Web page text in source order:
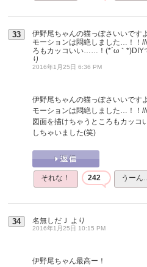
33
伊野尾ちゃんの猫っぽさいいで
モーションは悶絶しました…！！
ろもカッコいい……！(*´ω｀*)DIY
り
2016年1月25日 6:36 PM
伊野尾ちゃんの猫っぽさいいで
モーションは悶絶しました…！！
図面を描けちゃうところもカッ
しちゃいました(笑)
それな！ 242 うーん
34 名無しだＪ より
2016年1月25日 10:15 PM
伊野尾ちゃん最高ー！